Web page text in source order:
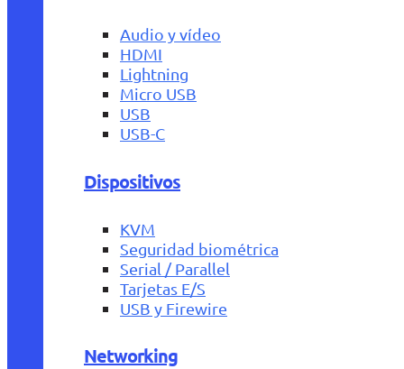
Audio y vídeo
HDMI
Lightning
Micro USB
USB
USB-C
Dispositivos
KVM
Seguridad biométrica
Serial / Parallel
Tarjetas E/S
USB y Firewire
Networking